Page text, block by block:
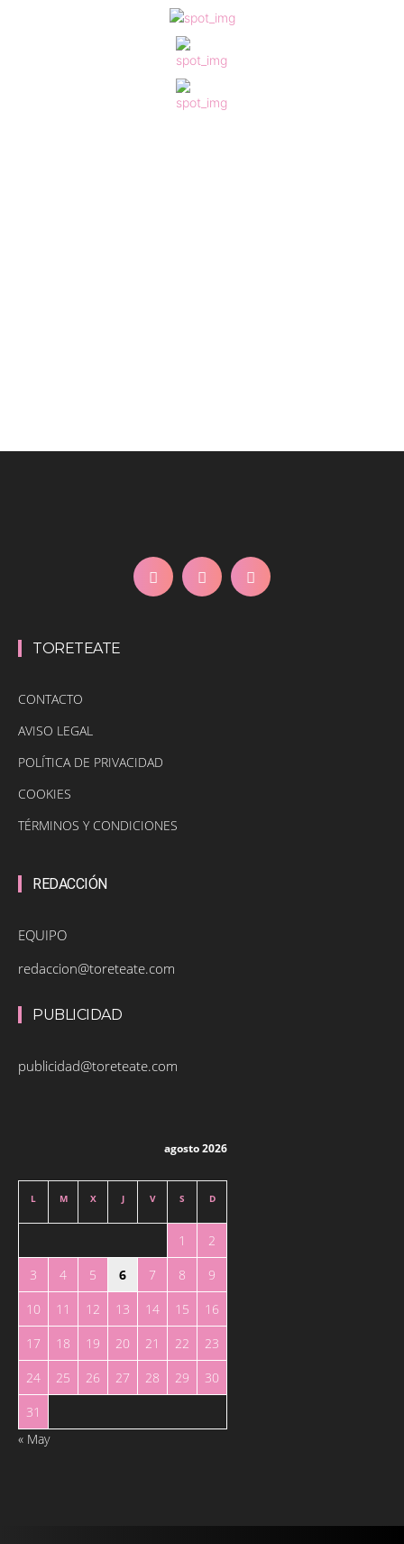
TORETEATE
CONTACTO
AVISO LEGAL
POLÍTICA DE PRIVACIDAD
COOKIES
TÉRMINOS Y CONDICIONES
REDACCIÓN
EQUIPO
redaccion@toreteate.com
PUBLICIDAD
publicidad@toreteate.com
agosto 2026
L M X J V S D
1
2
3
4 5 6 7 8
9
10
11 12 13 14 15
16
17
18 19 20 21 22
23
24
25 26 27 28 29
30
31
« May